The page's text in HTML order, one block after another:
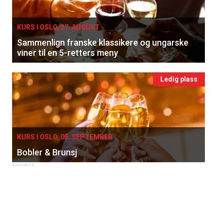
KURS I OSLO, 27. AUGUST
Sammenlign franske klassikere og ungarske
viner til en 5-retters meny
Ledig plass
KURS I OSLO, 05. SEPTEMBER
Bobler & Brunsj